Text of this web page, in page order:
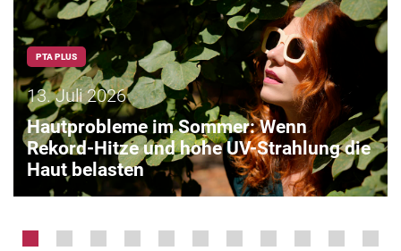
PTA PLUS
13. Juli 2026
Hautprobleme im Sommer: Wenn
Rekord-Hitze und hohe UV-Strahlung die
Haut belasten